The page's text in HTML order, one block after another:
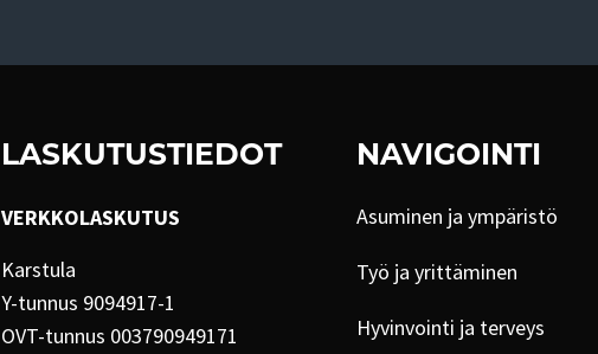
LASKUTUSTIEDOT
VERKKOLASKUTUS
Karstula
Y-tunnus 9094917-1
OVT-tunnus 003790949171
NAVIGOINTI
Asuminen ja ympäristö
Työ ja yrittäminen
Hyvinvointi ja terveys